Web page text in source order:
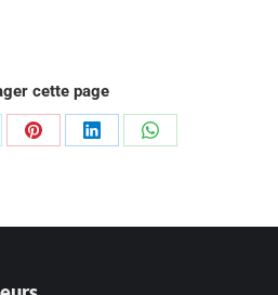
cette page
PartagerPartagerPartager